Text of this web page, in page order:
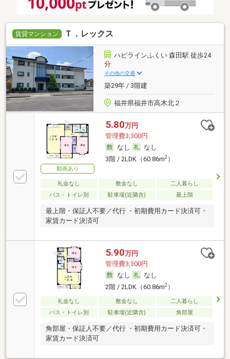
賃貸マンション Ｔ．レックス
ハピラインふくい 森田駅 徒歩24
分
その他の交通
築29年 / 3階建
福井県福井市高木北２
動画あり
5.80万円
管理費3,300円
なし
なし
3階 / 2LDK（60.86m2）
礼金なし 敷金なし
二人暮らし
バス・トイレ別
駐車場(近隣含) 最上階
最上階・保証人不要／代行 ・初期費用カード決済可・
家賃カード決済可
5.90万円
管理費3,300円
なし
なし
2階 / 2LDK（60.86m2）
礼金なし 敷金なし
二人暮らし
バス・トイレ別
駐車場(近隣含) 角部屋
角部屋・保証人不要／代行 ・初期費用カード決済可・
家賃カード決済可